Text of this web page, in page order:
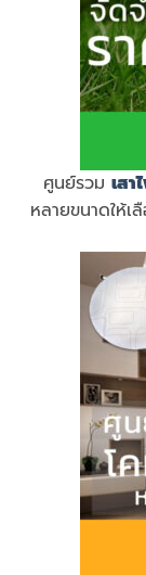
ศูนย์รวม เสา
หลายขนาดให้